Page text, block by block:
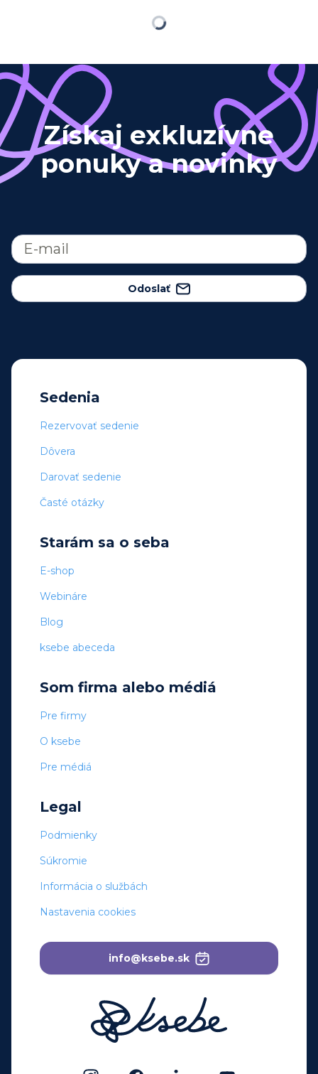
Načítavam…
Získaj exkluzívne
ponuky a novinky
Odoslať
Sedenia
Rezervovať sedenie
Dôvera
Darovať sedenie
Časté otázky
Starám sa o seba
E-shop
Webináre
Blog
ksebe abeceda
Som firma alebo médiá
Pre firmy
O ksebe
Pre médiá
Legal
Podmienky
Súkromie
Informácia o službách
Nastavenia cookies
info@ksebe.sk